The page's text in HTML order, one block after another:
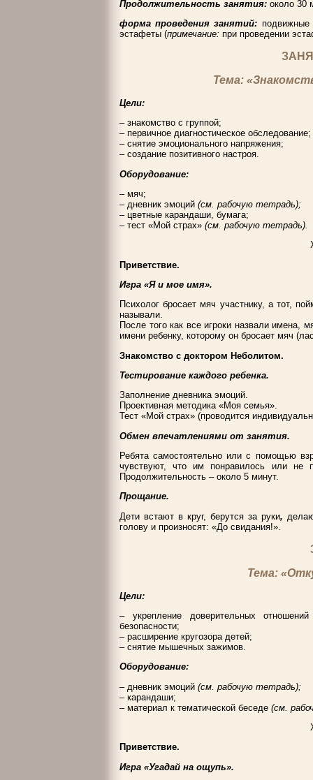
Продолжительность занятия: около 30
форма проведения занятий: подвижные
эстафеты (примечание: при проведении
Тема:
Цели:
– знакомство с группой;
– первичное диагностическое обследование;
– снятие эмоционального напряжения;
– создание позитивного настроя.
Оборудование:
– мяч;
– дневник эмоций (см. рабочую тетрадь);
– цветные карандаши, бумага;
– тест «Мой страх» (см. рабочую тетрадь).
Приветствие.
Игра «Я и мое имя».
Психолог бросает мяч участнику, а тот,
называли.
После того как все игроки назвали имена,
имени ребенку, которому он бросает мяч
Знакомство с доктором Неболитом.
Тестирование каждого ребенка.
Заполнение дневника эмоций.
Проективная методика «Моя семья».
Тест «Мой страх» (проводится
Обмен впечатлениями от занятия.
Ребята самостоятельно или с помощью
чувствуют, что им понравилось или не
Продолжительность – около 5 минут.
Прощание.
Дети встают в круг, берутся за руки,
голову и произносят: «До свидания!».
Тема:
Цели:
– укрепление доверительных
безопасности;
– расширение кругозора детей;
– снятие мышечных зажимов.
Оборудование:
– дневник эмоций (см. рабочую тетрадь);
– карандаши;
– материал к тематической беседе (см.
Приветствие.
Игра «Угадай на ощупь».